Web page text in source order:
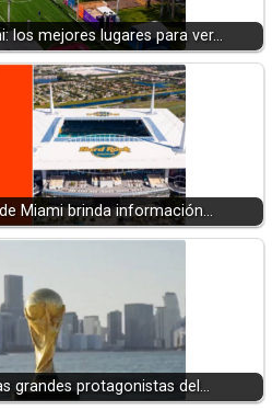
los mejores lugares para ver…
Miami brinda información…
grandes protagonistas del…